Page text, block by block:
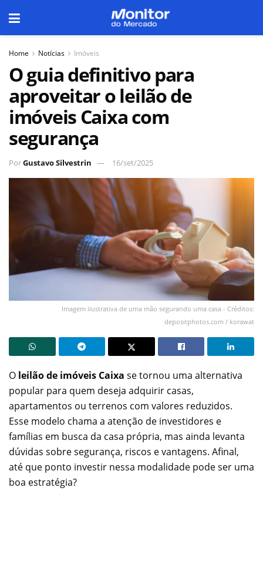
Home Notícias Imóveis
O guia definitivo para
aproveitar o leilão de
imóveis Caixa com
segurança
PorGustavo Silvestrin 16/set/2025
Imagem ilustrativa de uma mão segurando uma casa - Créditos:
depositphotos.com / korawat
O leilão de imóveis Caixa se tornou uma alternativa
popular para quem deseja adquirir casas,
apartamentos ou terrenos com valores reduzidos.
Esse modelo chama a atenção de investidores e
famílias em busca da casa própria, mas ainda levanta
dúvidas sobre segurança, riscos e vantagens. Afinal,
até que ponto investir nessa modalidade pode ser uma
boa estratégia?